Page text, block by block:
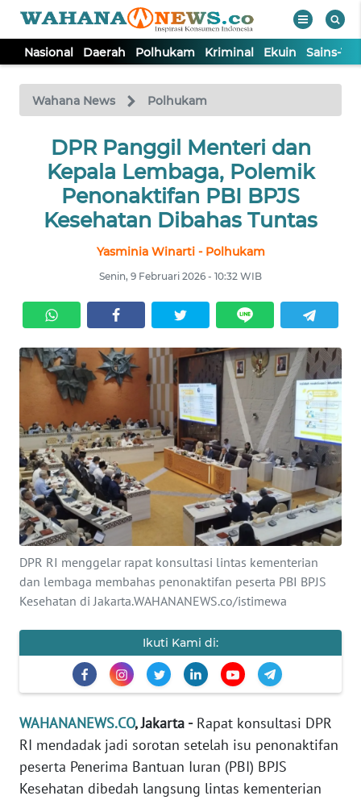
Nasional Daerah Polhukam Kriminal Ekuin Sains-
Wahana News Polhukam
DPR Panggil Menteri dan
Kepala Lembaga, Polemik
Penonaktifan PBI BPJS
Kesehatan Dibahas Tuntas
Yasminia Winarti - Polhukam
Senin, 9 Februari 2026 - 10:32 WIB
DPR RI menggelar rapat konsultasi lintas kementerian
dan lembaga membahas penonaktifan peserta PBI BPJS
Kesehatan di Jakarta.WAHANANEWS.co/istimewa
Ikuti Kami di:
WAHANANEWS.CO, Jakarta -Rapat konsultasi DPR
RI mendadak jadi sorotan setelah isu penonaktifan
peserta Penerima Bantuan Iuran (PBI) BPJS
Kesehatan dibedah langsung lintas kementerian
TV
Tutup
NASIONAL
DAERAH
EKUIN
SAINS-TEKNO
INTERNASIONAL
SERBA-SERBI
PENDIDIKAN
OLAHRAGA
EDITORIAL
Informasi
INDEKS
BERITA